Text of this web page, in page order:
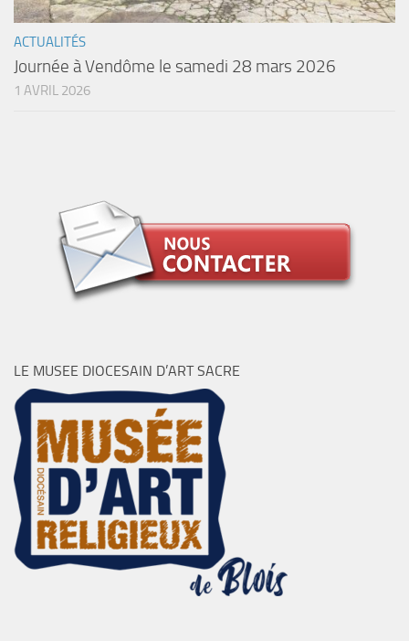
ACTUALITÉS
Journée à Vendôme le samedi 28 mars 2026
1 AVRIL 2026
LE MUSEE DIOCESAIN D’ART SACRE